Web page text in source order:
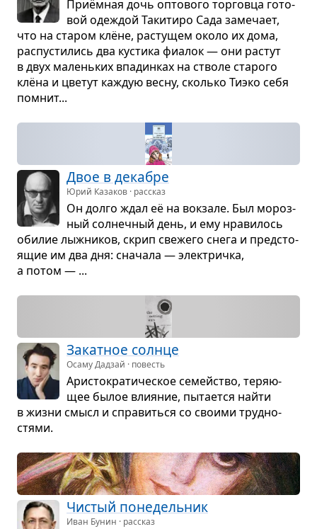
Приём­ная дочь опто­вого тор­говца гото­
вой оде­ждой Таки­тиро Сада заме­чает,
что на ста­ром клёне, рас­ту­щем около их дома,
рас­пу­сти­лись два кустика фиа­лок — они рас­тут
в двух малень­ких впа­дин­ках на стволе ста­рого
клёна и цве­тут каж­дую весну, сколько Тиэко себя
помнит...
Двое в дека­бре
Юрий Казаков · рассказ
Он долго ждал её на вок­зале. Был мороз­
ный сол­неч­ный день, и ему нра­ви­лось
оби­лие лыж­ни­ков, скрип све­жего снега и пред­сто­
я­щие им два дня: сна­чала — элек­тричка,
а потом — ...
Закат­ное солнце
Осаму Дадзай · повесть
Ари­сто­кра­ти­че­ское семейство, теря­ю­
щее былое вли­я­ние, пыта­ется найти
в жизни смысл и спра­виться со сво­ими труд­но­
стями.
Чистый поне­дель­ник
Иван Бунин · рассказ